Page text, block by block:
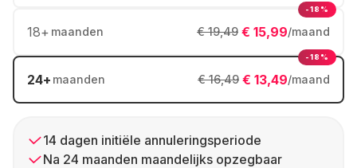
18+ maanden € 15,99/maand
€ 19,49
-18%
24+ maanden € 13,49/maand
€ 16,49
-18%
14 dagen initiële annuleringsperiode
Na 24 maanden maandelijks opzegbaar